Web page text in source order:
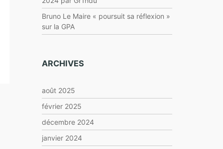
Bruno Le Maire « poursuit sa réflexion »
sur la GPA
ARCHIVES
août 2025
février 2025
décembre 2024
janvier 2024